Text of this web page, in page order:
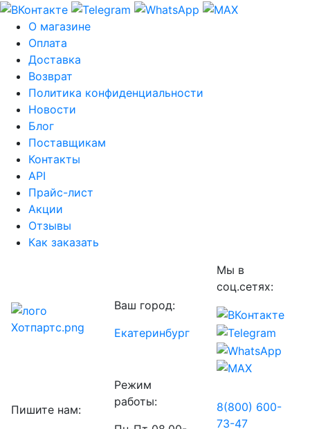
О магазине
Оплата
Доставка
Возврат
Политика конфиденциальности
Новости
Блог
Поставщикам
Контакты
API
Прайс-лист
Акции
Отзывы
Как заказать
Ваш город:
Екатеринбург
Мы в
соц.сетях:
Пишите нам:
Режим
работы:
8(800) 600-
73-47